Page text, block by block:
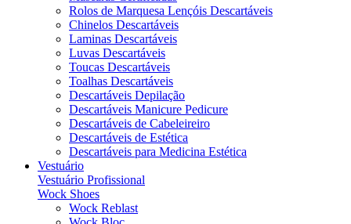
Rolos de Marquesa Lençóis Descartáveis
Chinelos Descartáveis
Laminas Descartáveis
Luvas Descartáveis
Toucas Descartáveis
Toalhas Descartáveis
Descartáveis Depilação
Descartáveis Manicure Pedicure
Descartáveis de Cabeleireiro
Descartáveis de Estética
Descartáveis para Medicina Estética
Vestuário
Vestuário Profissional
Wock Shoes
Wock Reblast